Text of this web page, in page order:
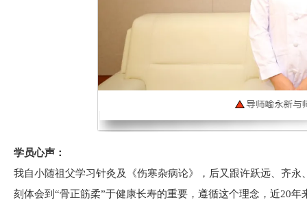
学员心声：
我自小随祖父学习针灸及《伤寒杂病论》，后又跟许跃远、齐
刻体会到“骨正筋柔”于健康长寿的重要，遵循这个理念，近20